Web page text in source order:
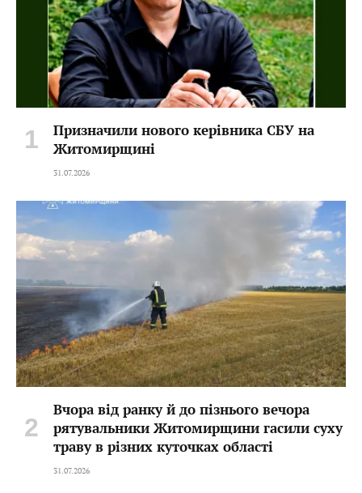
Призначили нового керівника СБУ на
Житомирщині
31.07.2026
Вчора від ранку й до пізнього вечора
рятувальники Житомирщини гасили суху
траву в різних куточках області
31.07.2026